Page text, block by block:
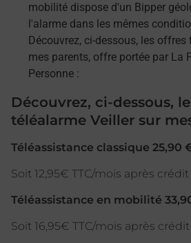
mobilité dispose d'un Bipper
l'alarme dans les mêmes
Découvrez, ci-dessous, les
mes parents, offre portée par La
Personne :
Découvrez, ci-dessous,
téléalarme Veiller sur
Téléassistance classique 25,90
Soit 12,95€ TTC/mois après
Téléassistance en mobilité
Soit 16,95€ TTC/mois après